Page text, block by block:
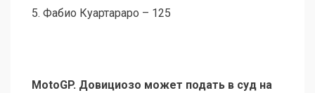
5. Фабио Куартараро – 125
MotoGP. Довициозо может подать в суд на